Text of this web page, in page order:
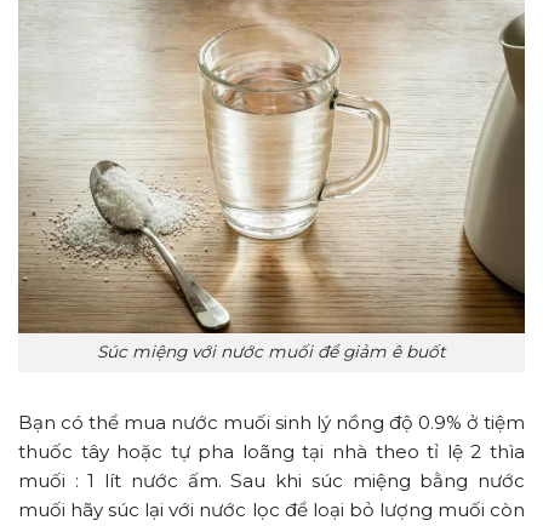
Súc miệng với nước muối để giảm ê buốt
Bạn có thể mua nước muối sinh lý nồng độ 0.9% ở tiệm
thuốc tây hoặc tự pha loãng tại nhà theo tỉ lệ 2 thìa
muối : 1 lít nước ấm. Sau khi súc miệng bằng nước
muối hãy súc lại với nước lọc để loại bỏ lượng muối còn